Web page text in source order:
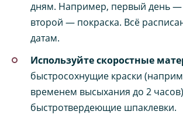
дням. Например, первый день —
второй — покраска. Всё
датам.
Используйте скоростные
быстросохнущие краски
временем высыхания до 2
быстротвердеющие шпаклевки.